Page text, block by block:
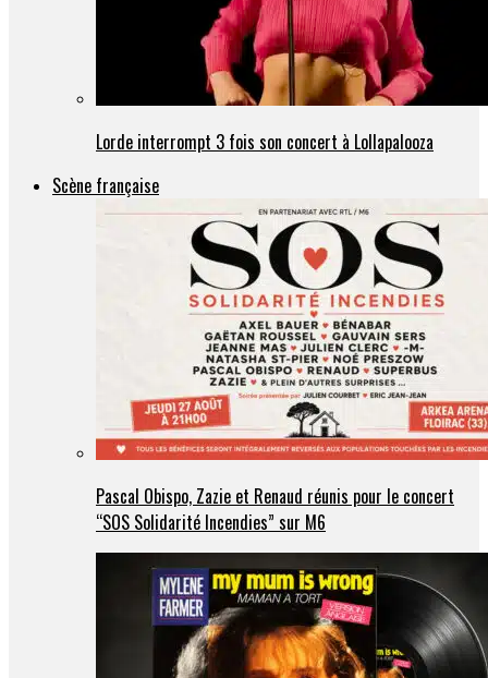
Lorde interrompt 3 fois son concert à Lollapalooza
Scène française
Pascal Obispo, Zazie et Renaud réunis pour le concert
“SOS Solidarité Incendies” sur M6